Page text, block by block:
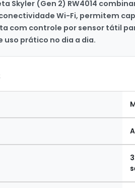
Skyler (Gen 2) RW4014
Wi-Fi, permitem
com controle por sensor tátil
uso prático no dia a dia.